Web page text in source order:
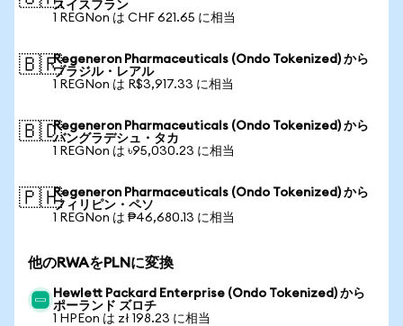
スイスフラン
1 REGNon は CHF 621.65 に相当
🇧🇷Regeneron Pharmaceuticals (Ondo Tokenized) から
ブラジル・レアル
1 REGNon は R$3,917.33 に相当
🇧🇩Regeneron Pharmaceuticals (Ondo Tokenized) から
バングラデシュ・タカ
1 REGNon は ৳95,030.23 に相当
🇵🇭Regeneron Pharmaceuticals (Ondo Tokenized) から
フィリピン・ペソ
1 REGNon は ₱46,680.13 に相当
他のRWAをPLNに変換
Hewlett Packard Enterprise (Ondo Tokenized) から
ポーランド ズロチ
1 HPEon は zł 198.23 に相当